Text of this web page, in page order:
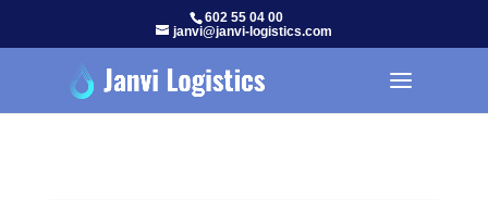
602 55 04 00
janvi@janvi-logistics.com